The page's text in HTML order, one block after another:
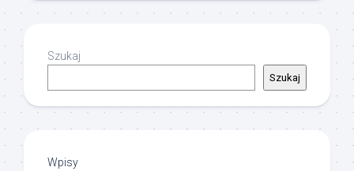
Szukaj
Szukaj
Wpisy